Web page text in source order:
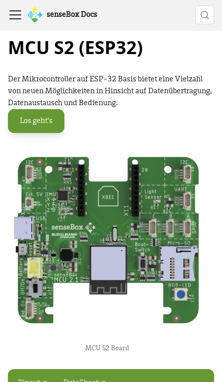
senseBox Docs
MCU S2 (ESP32)
Der Mikrocontroller auf ESP-32 Basis bietet eine Vielzahl
von neuen Möglichkeiten in Hinsicht auf Datenübertragung,
Datenaustausch und Bedienung.
Los geht's
MCU S2 Board